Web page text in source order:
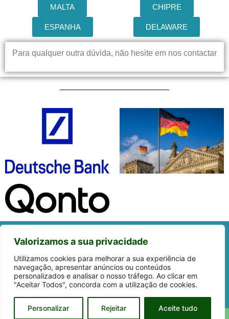
Valorizamos a sua privacidade
Utilizamos cookies para melhorar a sua experiência de
navegação, apresentar anúncios ou conteúdos
personalizados e analisar o nosso tráfego. Ao clicar em
"Aceitar Todos", concorda com a utilização de cookies.
Personalizar Rejeitar Aceite tudo
MALTA CHIPRE
ESPANHA DELAWARE
Para qualquer outra dúvida, não hesite em nos contactar
Política de privacidadeAviso Legal
© Company Creation Centre Ltd - 6/7 St. Mary At Hill, Unit 3, London,
England, EC3R 8EE